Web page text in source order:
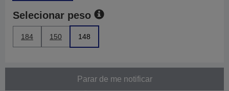
Selecionar peso
184 150 148
Parar de me notificar